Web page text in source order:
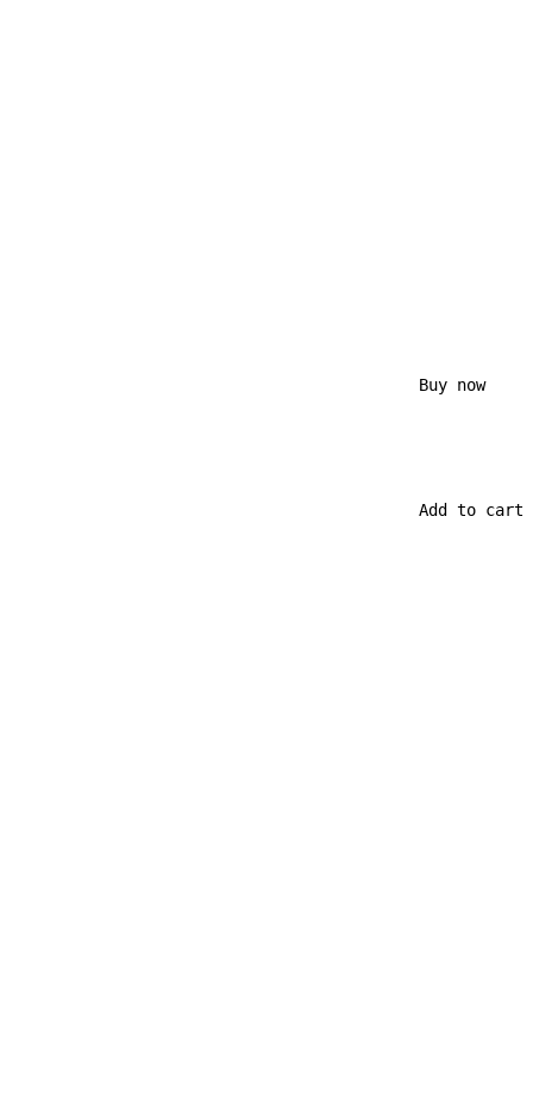
                                            Buy now
                                            Add to cart